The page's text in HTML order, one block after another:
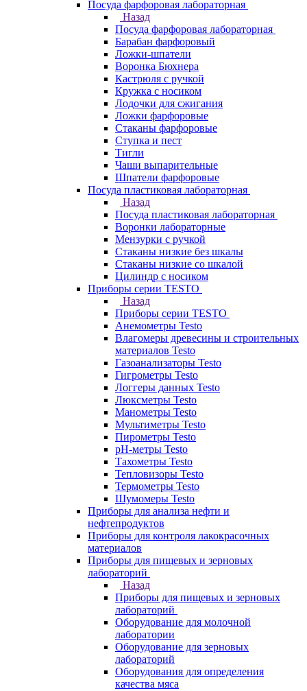
Посуда фарфоровая лабораторная
Назад
Посуда фарфоровая лабораторная
Барабан фарфоровый
Ложки-шпатели
Воронка Бюхнера
Кастрюля с ручкой
Кружка с носиком
Лодочки для сжигания
Ложки фарфоровые
Стаканы фарфоровые
Ступка и пест
Тигли
Чаши выпарительные
Шпатели фарфоровые
Посуда пластиковая лабораторная
Назад
Посуда пластиковая лабораторная
Воронки лабораторные
Мензурки с ручкой
Стаканы низкие без шкалы
Стаканы низкие со шкалой
Цилиндр с носиком
Приборы серии TESTO
Назад
Приборы серии TESTO
Анемометры Testo
Влагомеры древесины и строительных
материалов Testo
Газоанализаторы Testo
Гигрометры Testo
Логгеры данных Testo
Люксметры Testo
Манометры Testo
Мультиметры Testo
Пирометры Testo
pH-метры Testo
Тахометры Testo
Тепловизоры Testo
Термометры Testo
Шумомеры Testo
Приборы для анализа нефти и
нефтепродуктов
Приборы для контроля лакокрасочных
материалов
Приборы для пищевых и зерновых
лабораторий
Назад
Приборы для пищевых и зерновых
лабораторий
Оборудование для молочной
лаборатории
Оборудование для зерновых
лабораторий
Оборудования для определения
качества мяса